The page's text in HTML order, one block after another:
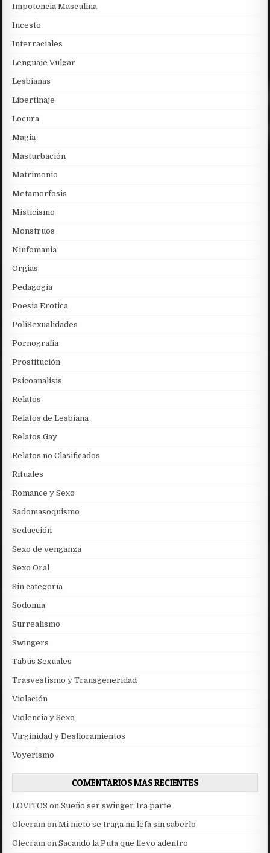
Impotencia Masculina
Incesto
Interraciales
Lenguaje Vulgar
Lesbianas
Libertinaje
Locura
Magia
Masturbación
Matrimonio
Metamorfosis
Misticismo
Monstruos
Ninfomania
Orgias
Pedagogia
Poesia Erotica
PoliSexualidades
Pornografia
Prostitución
Psicoanalisis
Relatos
Relatos de Lesbiana
Relatos Gay
Relatos no Clasificados
Rituales
Romance y Sexo
Sadomasoquismo
Seducción
Sexo de venganza
Sexo Oral
Sin categoría
Sodomia
Surrealismo
Swingers
Tabús Sexuales
Trasvestismo y Transgeneridad
Violación
Violencia y Sexo
Virginidad y Desfloramientos
Voyerismo
COMENTARIOS MAS RECIENTES
LOVITOS onSueño ser swinger 1ra parte
Olecram onMi nieto se traga mi lefa sin saberlo
Olecram onSacando la Puta que llevo adentro